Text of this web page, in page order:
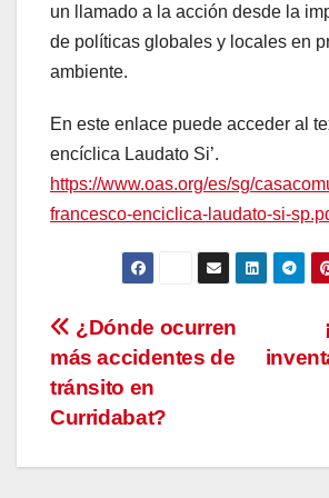
un llamado a la acción desde la
de políticas globales y locales en
ambiente.
En este enlace puede acceder al
encíclica Laudato Si’.
https://www.oas.org/es/sg/
francesco-enciclica-laudato-si-
Navegación
de
entradas
¿Dónde ocurren
más accidentes de
tránsito en
Curridabat?